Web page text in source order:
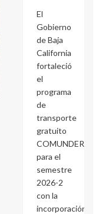
El
Gobierno
de Baja
California
fortaleció
el
programa
de
transporte
gratuito
COMUNDER
para el
semestre
2026-2
con la
incorporación